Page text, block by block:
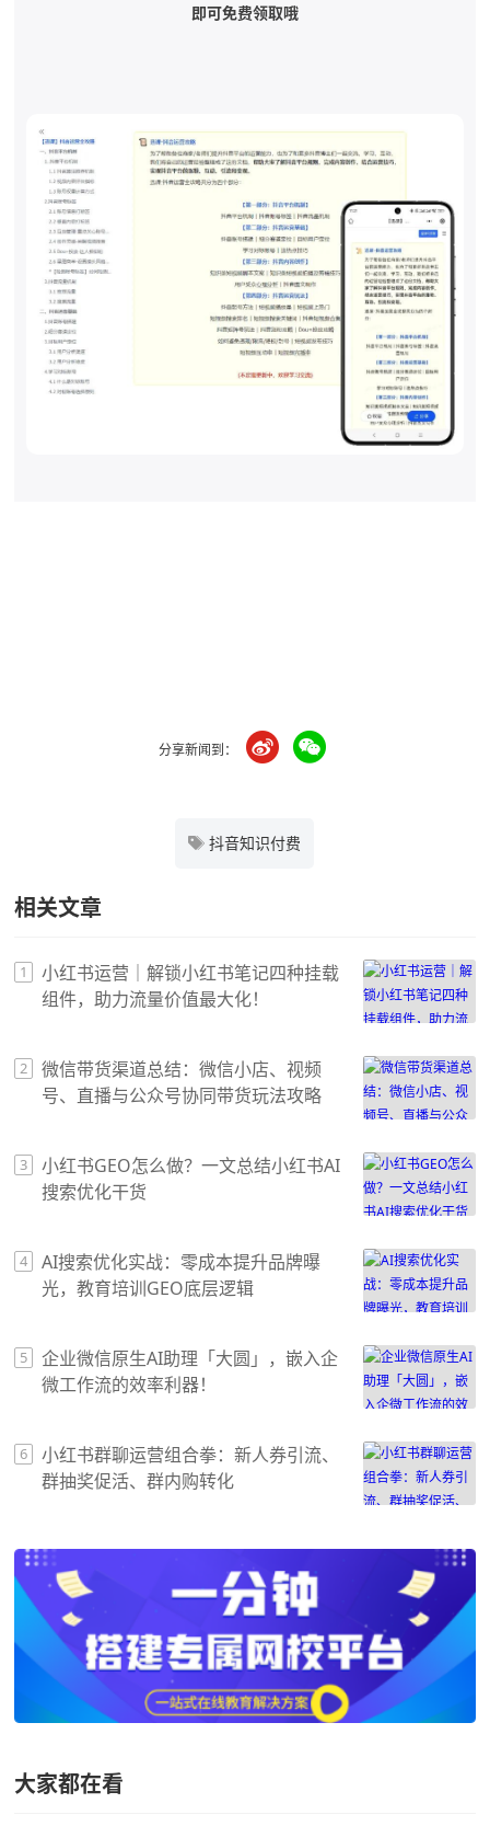
即可免费领取哦
分享新闻到：
抖音知识付费
相关文章
1
小红书运营｜解锁小红书笔记四种挂载
组件，助力流量价值最大化！
2
微信带货渠道总结：微信小店、视频
号、直播与公众号协同带货玩法攻略
3
小红书GEO怎么做？一文总结小红书AI
搜索优化干货
4
AI搜索优化实战：零成本提升品牌曝
光，教育培训GEO底层逻辑
5
企业微信原生AI助理「大圆」，嵌入企
微工作流的效率利器！
6
小红书群聊运营组合拳：新人券引流、
群抽奖促活、群内购转化
大家都在看